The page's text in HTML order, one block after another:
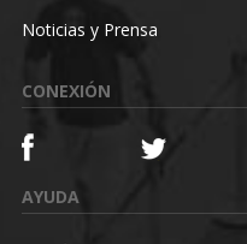
Noticias y Prensa
CONEXIÓN
AYUDA